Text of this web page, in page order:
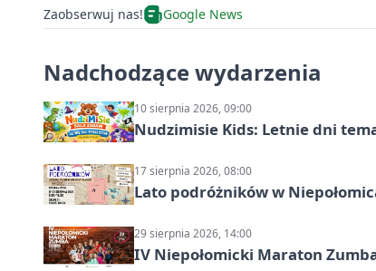
Zaobserwuj nas! Google News
Nadchodzące wydarzenia
10 sierpnia 2026, 09:00
Nudzimisie Kids: Letnie dni
17 sierpnia 2026, 08:00
Lato podróżników w
29 sierpnia 2026, 14:00
IV Niepołomicki Maraton